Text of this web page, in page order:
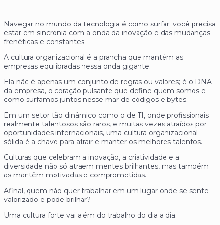
Navegar no mundo da tecnologia é como surfar: você precisa
estar em sincronia com a onda da inovação e das mudanças
frenéticas e constantes.
A cultura organizacional é a prancha que mantém as
empresas equilibradas nessa onda gigante.
Ela não é apenas um conjunto de regras ou valores; é o DNA
da empresa, o coração pulsante que define quem somos e
como surfamos juntos nesse mar de códigos e bytes.
Em um setor tão dinâmico como o de TI, onde profissionais
realmente talentosos são raros, e muitas vezes atraídos por
oportunidades internacionais, uma cultura organizacional
sólida é a chave para atrair e manter os melhores talentos.
Culturas que celebram a inovação, a criatividade e a
diversidade não só atraem mentes brilhantes, mas também
as mantêm motivadas e comprometidas.
Afinal, quem não quer trabalhar em um lugar onde se sente
valorizado e pode brilhar?
Uma cultura forte vai além do trabalho do dia a dia.